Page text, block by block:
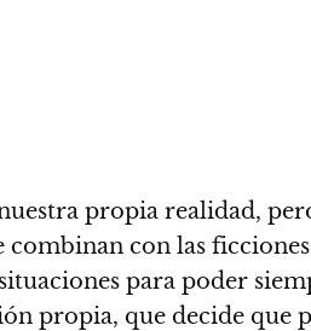
propia realidad,
combinan con las
para poder
propia, que decide que